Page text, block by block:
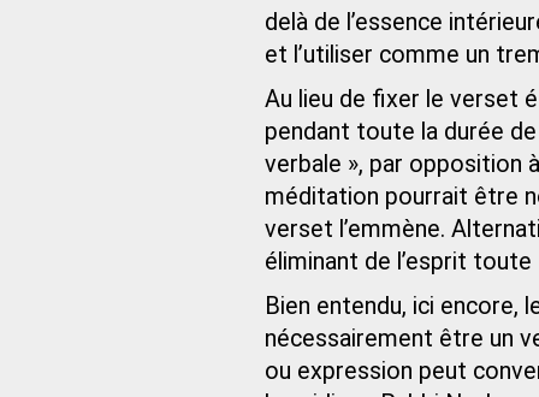
delà de l’essence
et l’utiliser comme un
Au lieu de fixer le verset
pendant toute la durée
verbale », par opposition
méditation pourrait être
verset l’emmène.
éliminant de l’esprit
Bien entendu, ici encore,
nécessairement être un
ou expression peut